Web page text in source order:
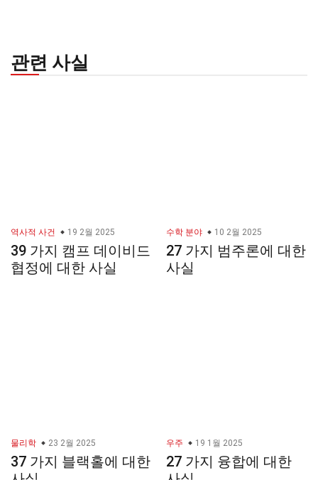
관련 사실
역사적 사건 19 2월 2025
39 가지 캠프 데이비드
협정에 대한 사실
수학 분야 10 2월 2025
27 가지 범주론에 대한
사실
물리학 23 2월 2025
37 가지 블랙홀에 대한
우주 19 1월 2025
27 가지 융합에 대한